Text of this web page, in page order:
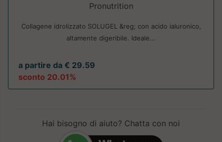
Pronutrition
Collagene idrolizzato SOLUGEL &reg; con acido ialuronico,
altamente digeribile. Ideale...
a partire da € 29.59
sconto 20.01%
Hai bisogno di aiuto? Chatta con noi